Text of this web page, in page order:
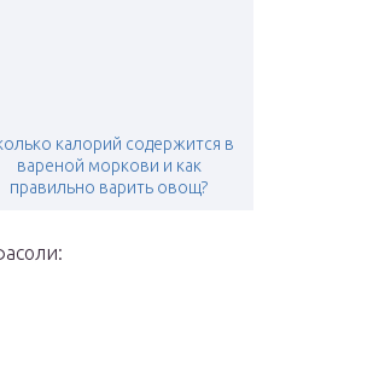
калорий содержится в
вареной моркови и как
правильно варить овощ?